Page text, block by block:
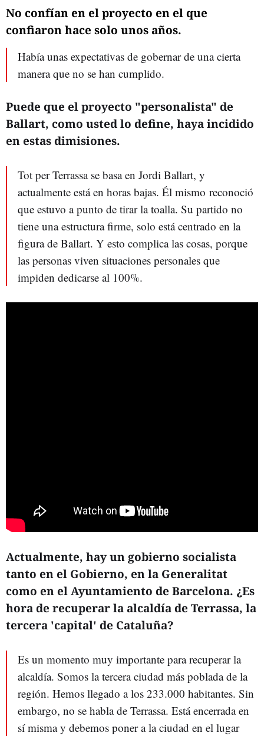
No confían en el proyecto en el que
confiaron hace solo unos años.
Había unas expectativas de gobernar de una cierta
manera que no se han cumplido.
Puede que el proyecto "personalista" de
Ballart, como usted lo define, haya incidido
en estas dimisiones.
Tot per Terrassa se basa en Jordi Ballart, y
actualmente está en horas bajas. Él mismo reconoció
que estuvo a punto de tirar la toalla. Su partido no
tiene una estructura firme, solo está centrado en la
figura de Ballart. Y esto complica las cosas, porque
las personas viven situaciones personales que
impiden dedicarse al 100%.
Actualmente, hay un gobierno socialista
tanto en el Gobierno, en la Generalitat
como en el Ayuntamiento de Barcelona. ¿Es
hora de recuperar la alcaldía de Terrassa, la
tercera 'capital' de Cataluña?
Es un momento muy importante para recuperar la
alcaldía. Somos la tercera ciudad más poblada de la
región. Hemos llegado a los 233.000 habitantes. Sin
embargo, no se habla de Terrassa. Está encerrada en
sí misma y debemos poner a la ciudad en el lugar